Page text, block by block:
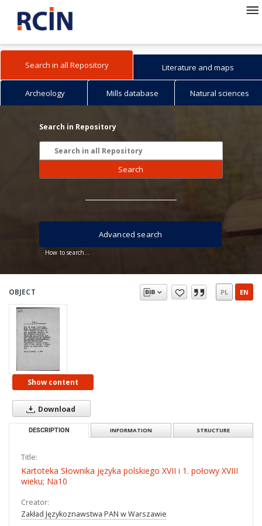
Search in all Repository Literature and maps
Archeology Mills database Natural sciences
Search in Repository
Search
How to search...
Advanced search
OBJECT PL EN
Show content
Download
DESCRIPTION INFORMATION STRUCTURE
Title:
Kartoteka Słownika języka polskiego XVII i 1. połowy XVIII
wieku; Na10
Creator:
Zakład Językoznawstwa PAN w Warszawie